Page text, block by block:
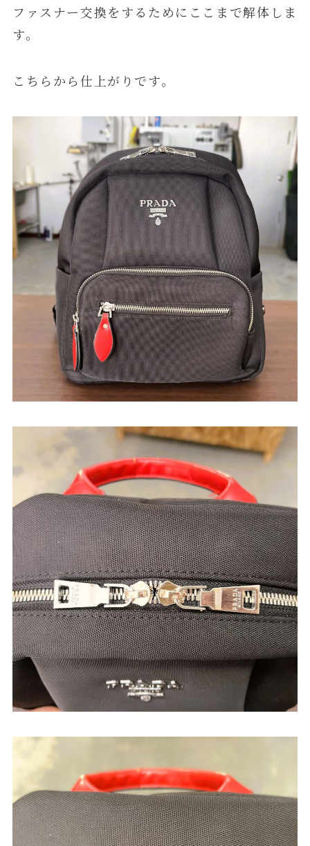
ファスナー交換をするためにここまで解体しま
す。
こちらから仕上がりです。